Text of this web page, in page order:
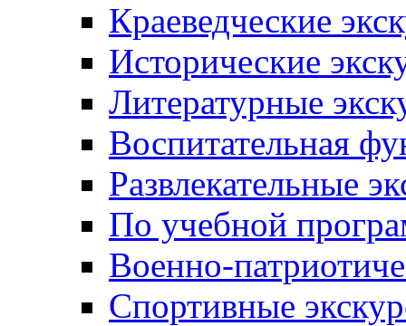
Краеведческие
Исторические
Литературные
Воспитательная
Развлекательные
По учебной
Военно-
Спортивные